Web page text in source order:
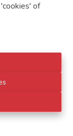
of